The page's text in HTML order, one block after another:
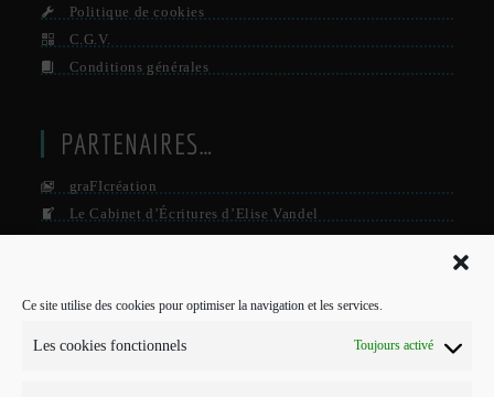
Ce site utilise des cookies pour optimiser la navigation et les services.
Les cookies fonctionnels Toujours activé
Politique de cookies
C.G.V.
Conditions générales
PARTENAIRES…
graFIcréation
Le Cabinet d’Écritures d’Elise Vandel
POUR ME CONTACTER…